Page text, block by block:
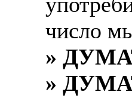
число
»
»